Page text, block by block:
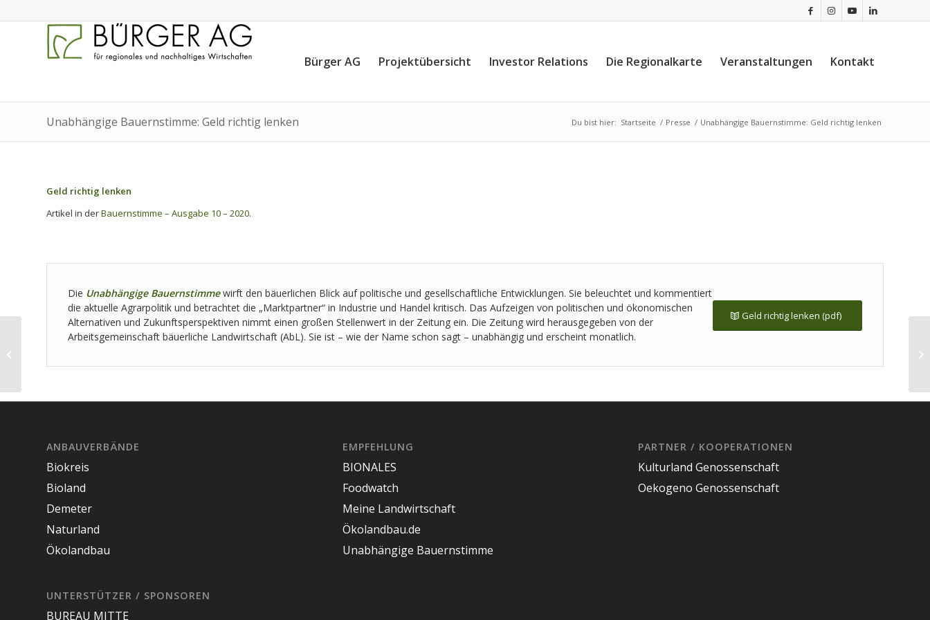
Bürger AG Projektübersicht Investor Relations Die Regionalkarte Veranstaltungen Kontakt
Unabhängige Bauernstimme: Geld richtig lenken Du bist hier: Startseite / Presse / Unabhängige Bauernstimme: Geld richtig lenken
Geld richtig lenken
Artikel in derBauernstimme – Ausgabe 10 – 2020.
Die Unabhängige Bauernstimmewirft den bäuerlichen Blick auf politische und gesellschaftliche Entwicklungen. Sie beleuchtet und kommentiert
die aktuelle Agrarpolitik und betrachtet die „Marktpartner“ in Industrie und Handel kritisch. Das Aufzeigen von politischen und ökonomischen
Alternativen und Zukunftsperspektiven nimmt einen großen Stellenwert in der Zeitung ein. Die Zeitung wird herausgegeben von der
Arbeitsgemeinschaft bäuerliche Landwirtschaft (AbL). Sie ist – wie der Name schon sagt – unabhängig und erscheint monatlich.
Geld richtig lenken (pdf)
ANBAUVERBÄNDE
Biokreis
Bioland
Demeter
Naturland
Ökolandbau
UNTERSTÜTZER / SPONSOREN
BUREAU MITTE
EMPFEHLUNG
BIONALES
Foodwatch
Meine Landwirtschaft
Ökolandbau.de
Unabhängige Bauernstimme
PARTNER / KOOPERATIONEN
Kulturland Genossenschaft
Oekogeno Genossenschaft
Frankfurter